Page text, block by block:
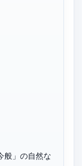
般」の自然な